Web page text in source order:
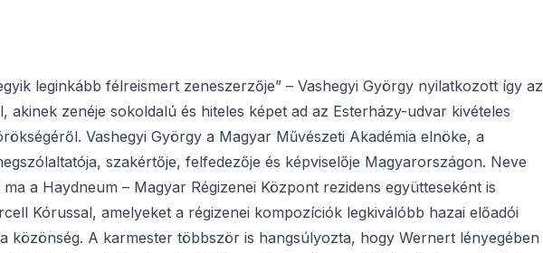
leginkább félreismert zeneszerzője” – Vashegyi György nyilatkozott így az
akinek zenéje sokoldalú és hiteles képet ad az Esterházy-udvar kivételes
Vashegyi György a Magyar Művészeti Akadémia elnöke, a
szakértője, felfedezője és képviselője Magyarországon. Neve
a Haydneum – Magyar Régizenei Központ rezidens együtteseként is
Kórussal, amelyeket a régizenei kompozíciók legkiválóbb hazai előadói
közönség. A karmester többször is hangsúlyozta, hogy Wernert lényegében